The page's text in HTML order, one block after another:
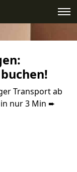
Transport ab
nur 3 Min ➨